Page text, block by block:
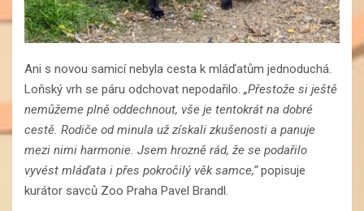
Ani s novou samicí nebyla cesta k mláďatům jednoduchá.
Loňský vrh se páru odchovat nepodařilo. „Přestože si ještě
nemůžeme plně oddechnout, vše je tentokrát na dobré
cestě. Rodiče od minula už získali zkušenosti a panuje
mezi nimi harmonie. Jsem hrozně rád, že se podařilo
vyvést mláďata i přes pokročilý věk samce,“popisuje
kurátor savců Zoo Praha Pavel Brandl.